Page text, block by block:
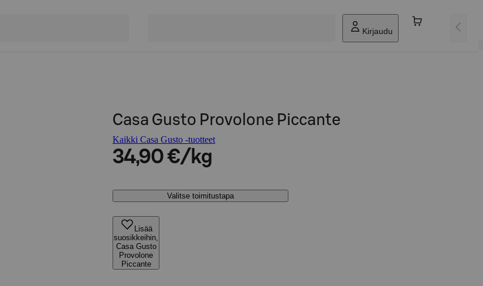
Kirjaudu
Casa Gusto Provolone Piccante
Kaikki Casa Gusto -tuotteet
34,90 €/kg
Valitse toimitustapa
Lisää
suosikkeihin,
Casa Gusto
Provolone
Piccante